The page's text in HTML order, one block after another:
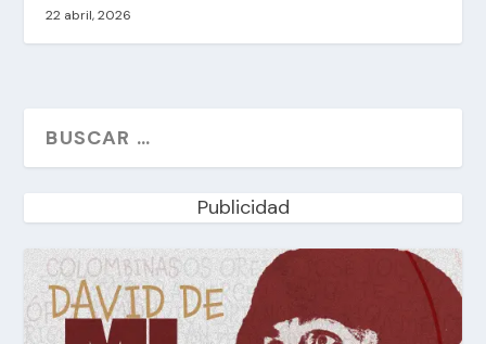
22 abril, 2026
Publicidad